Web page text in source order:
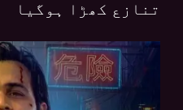
تنازع کھڑا ہوگیا